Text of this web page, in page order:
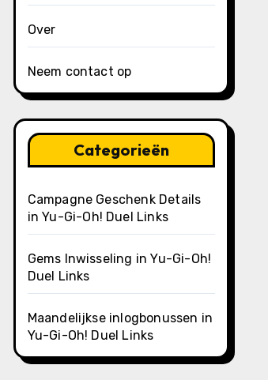
Over
Neem contact op
Categorieën
Campagne Geschenk Details
in Yu-Gi-Oh! Duel Links
Gems Inwisseling in Yu-Gi-Oh!
Duel Links
Maandelijkse inlogbonussen in
Yu-Gi-Oh! Duel Links